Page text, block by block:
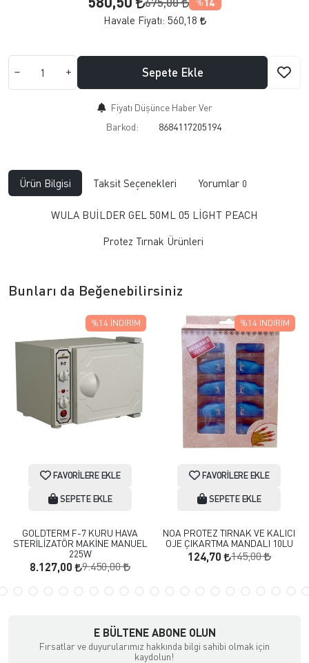
%
Havale Fiyatı: 560,18
Sepete Ekle
Fiyatı Düşünce Haber Ver
Barkod:
8684117205194
Ürün Bilgisi Taksit Seçenekleri Yorumlar 0
WULA BUİLDER GEL 50ML 05 LİGHT PEACH
Protez Tırnak Ürünleri
Bunları da Beğenebilirsiniz
FAVORILERE EKLE
SEPETE EKLE
GOLDTERM F-7 KURU HAVA
STERİLİZATÖR MAKİNE MANUEL
225W
8.127,00 9.450,00
%14 İNDIRIM
FAVORILERE EKLE
SEPETE EKLE
NOA PROTEZ TIRNAK VE KALICI
OJE ÇIKARTMA MANDALI 10LU
124,70 145,00
%14 İNDIRIM
E BÜLTENE ABONE OLUN
Fırsatlar ve duyurularımız hakkında bilgi sahibi olmak için
kaydolun!